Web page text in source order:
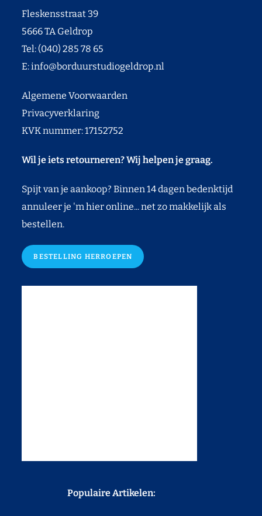
Fleskensstraat 39
5666 TA Geldrop
Tel: (040) 285 78 65
E:info@borduurstudiogeldrop.nl
Algemene Voorwaarden
Privacyverklaring
KVK nummer: 17152752
Wil je iets retourneren? Wij helpen je graag.
Spijt van je aankoop? Binnen 14 dagen bedenktijd
annuleer je 'm hier online... net zo makkelijk als
bestellen.
BESTELLING HERROEPEN
Populaire Artikelen: